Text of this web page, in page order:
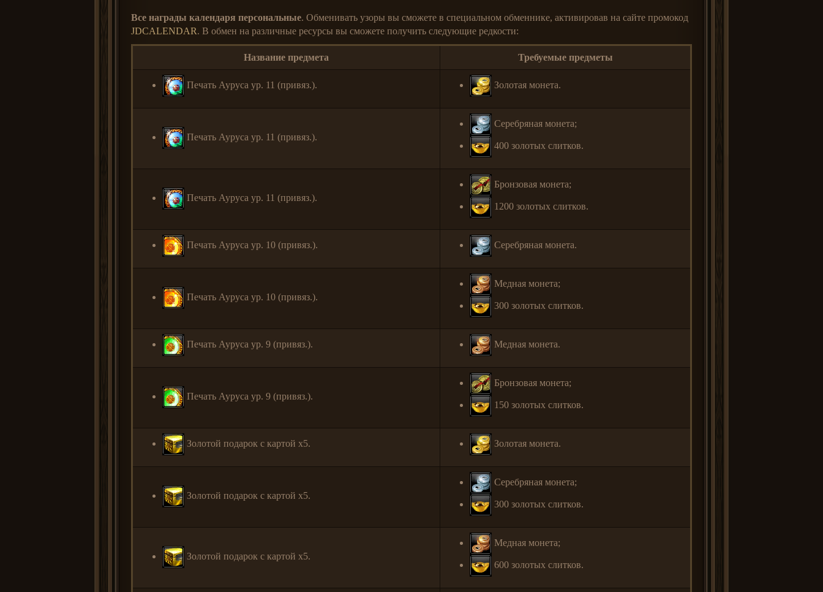
Все награды календаря персональные. Обменивать узоры вы сможете в специальном обменнике, активировав на сайте промокод
JDCALENDAR. В обмен на различные ресурсы вы сможете получить следующие редкости:
Название предмета Требуемые предметы
Печать Ауруса ур. 11 (привяз.). Золотая монета.
Печать Ауруса ур. 11 (привяз.).
Серебряная монета;
400 золотых слитков.
Печать Ауруса ур. 11 (привяз.).
Бронзовая монета;
1200 золотых слитков.
Печать Ауруса ур. 10 (привяз.). Серебряная монета.
Печать Ауруса ур. 10 (привяз.).
Медная монета;
300 золотых слитков.
Печать Ауруса ур. 9 (привяз.). Медная монета.
Печать Ауруса ур. 9 (привяз.).
Бронзовая монета;
150 золотых слитков.
Золотой подарок с картой x5. Золотая монета.
Золотой подарок с картой x5.
Серебряная монета;
300 золотых слитков.
Золотой подарок с картой x5.
Медная монета;
600 золотых слитков.